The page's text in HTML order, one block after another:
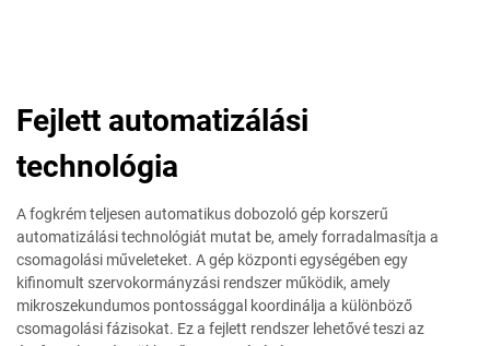
Fejlett automatizálási
technológia
A fogkrém teljesen automatikus dobozoló gép korszerű
automatizálási technológiát mutat be, amely forradalmasítja a
csomagolási műveleteket. A gép központi egységében egy
kifinomult szervokormányzási rendszer működik, amely
mikroszekundumos pontossággal koordinálja a különböző
csomagolási fázisokat. Ez a fejlett rendszer lehetővé teszi az